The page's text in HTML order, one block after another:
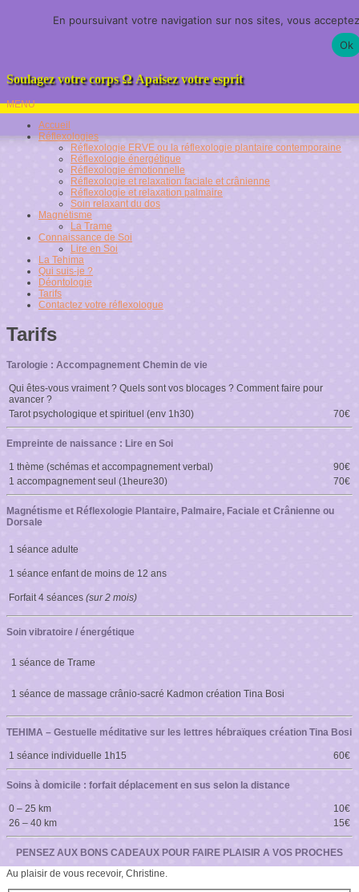
Soulagez votre corpsΩApaisez votre esprit
MENU
Accueil
Réflexologies
Réflexologie ERVE ou la réflexologie plantaire contemporaine
Réflexologie énergétique
Réflexologie émotionnelle
Réflexologie et relaxation faciale et crânienne
Réflexologie et relaxation palmaire
Soin relaxant du dos
Magnétisme
La Trame
Connaissance de Soi
Lire en Soi
La Tehima
Qui suis-je ?
Déontologie
Tarifs
Contactez votre réflexologue
Tarifs
Tarologie : Accompagnement Chemin de vie
Qui êtes-vous vraiment ? Quels sont vos blocages ? Comment faire pour
avancer ?
Tarot psychologique et spirituel (env 1h30)
70€
Empreinte de naissance : Lire en Soi
1 thème (schémas et accompagnement verbal)
90€
1 accompagnement seul (1heure30)
70€
Magnétisme et Réflexologie Plantaire, Palmaire, Faciale et Crânienne ou
Dorsale
1 séance adulte
1 séance enfant de moins de 12 ans
Forfait 4 séances (sur 2 mois)
Soin vibratoire / énergétique
1 séance de Trame
1 séance de massage crânio-sacré Kadmon
TEHIMA – Gestuelle méditative sur les lettres hébraïques création Tina Bosi
1 séance individuelle 1h15 60€
Soins à domicile : forfait déplacement en sus selon la distance
0 – 25 km
10€
26 – 40 km
15€
PENSEZ AUX BONS CADEAUX POUR FAIRE PLAISIR A VOS PROCHES
Au plaisir de vous recevoir, Christine.
En poursuivant votre navigation sur nos sites, vous
Ok